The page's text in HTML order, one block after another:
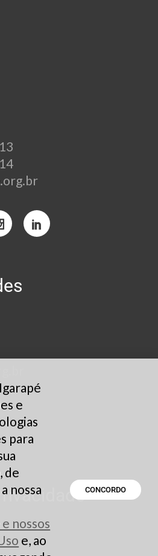
e
para
de
nossa
nossos
e, ao
CONCORDO